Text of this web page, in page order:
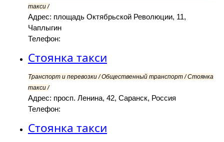
такси /
Адрес: площадь Октябрьской Революции, 11,
Чаплыгин
Телефон:
Стоянка такси
Транспорт и перевозки / Общественный транспорт / Стоянка
такси /
Адрес: просп. Ленина, 42, Саранск, Россия
Телефон:
Стоянка такси